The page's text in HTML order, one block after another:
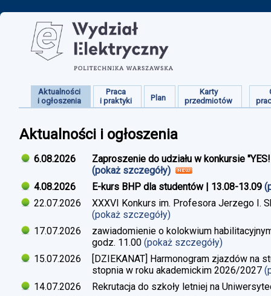
Aktualności
i ogłoszenia
Praca
i praktyki
Plan
Karty
przedmiotów
Aktualności i ogłoszenia
6.08.2026
Zaproszenie do udziału w konkursie
(pokaż szczegóły)
4.08.2026
E-kurs BHP dla studentów | 13.08-13.09
22.07.2026
XXXVI Konkurs im. Profesora Jerzego I.
(pokaż szczegóły)
17.07.2026
zawiadomienie o kolokwium
godz. 11.00 (pokaż szczegóły)
15.07.2026
[DZIEKANAT] Harmonogram zjazdów na
stopnia w roku akademickim 2026/2027
14.07.2026
Rekrutacja do szkoły letniej na